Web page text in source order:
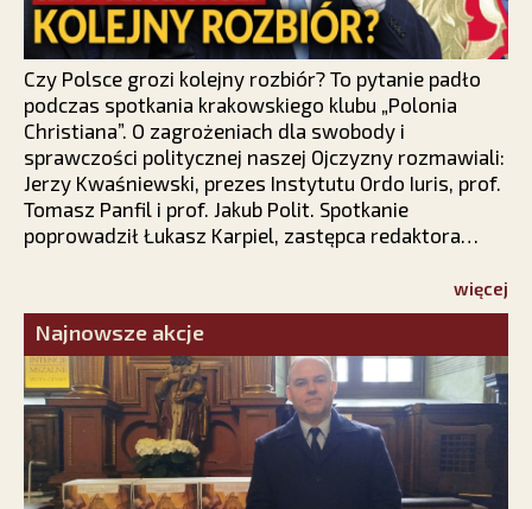
Czy Polsce grozi kolejny rozbiór? To pytanie padło
podczas spotkania krakowskiego klubu „Polonia
Christiana”. O zagrożeniach dla swobody i
sprawczości politycznej naszej Ojczyzny rozmawiali:
Jerzy Kwaśniewski, prezes Instytutu Ordo Iuris, prof.
Tomasz Panfil i prof. Jakub Polit. Spotkanie
poprowadził Łukasz Karpiel, zastępca redaktora
więcej
Najnowsze akcje